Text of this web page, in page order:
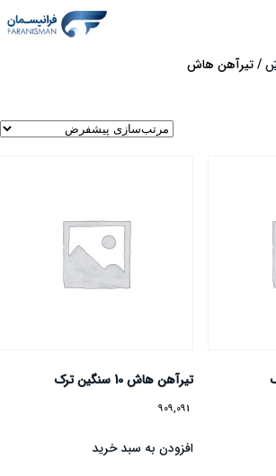
/ تیرآهن هاش
تیرآهن هاش 10 سنگین ترک
909,091
افزودن به سبد خرید